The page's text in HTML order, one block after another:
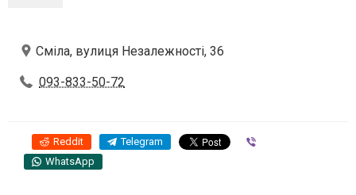
Сміла, вулиця Незалежності, 36
093-833-50-72
Reddit Telegram
WhatsApp